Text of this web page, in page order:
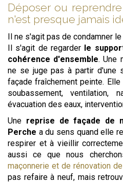
Déposer ou
n'est presque jamais
Il ne s'agit pas de condamner
Il s'agit de regarder le
cohérence d'ensemble. Une
ne se juge pas à partir d'une
façade fraîchement peinte.
soubassement, ventilation,
évacuation des eaux,
Une reprise de façade de
Perche a du sens quand elle
respirer et à vieillir
aussi ce que nous
maçonnerie et de rénovation
pas refaire à neuf, mais